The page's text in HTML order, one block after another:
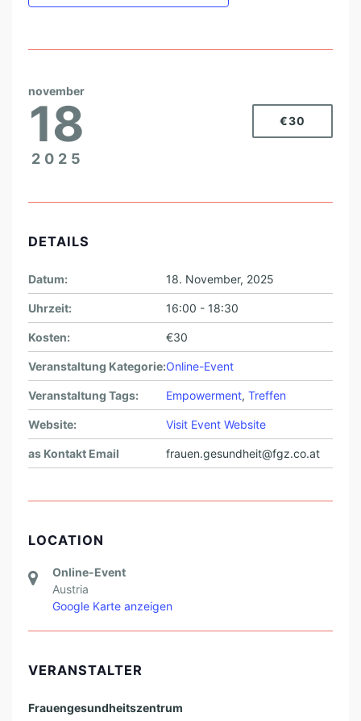
november
18
2025
€30
DETAILS
Datum: 18. November, 2025
Uhrzeit: 16:00 - 18:30
Kosten: €30
Veranstaltung Kategorie:Online-Event
Veranstaltung Tags: Empowerment, Treffen
Website: Visit Event Website
as Kontakt Email frauen.gesundheit@fgz.co.at
LOCATION
Online-Event
Austria
Google Karte anzeigen
VERANSTALTER
Frauengesundheitszentrum